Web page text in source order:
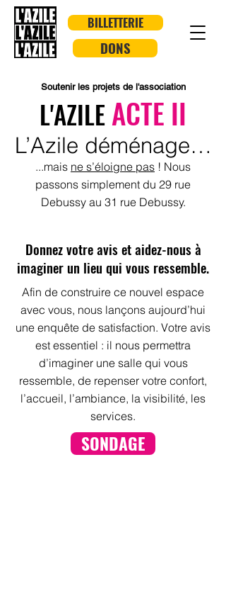
BILLETTERIE
DONS
Soutenir les projets de l'association
L'AZILEACTE II
L’Azile déménage…
...mais ne s’éloigne pas ! Nous
passons simplement du 29 rue
Debussy au 31 rue Debussy.
Donnez votre avis et aidez-nous à
imaginer un lieu qui vous ressemble.
Afin de construire ce nouvel espace
avec vous, nous lançons aujourd’hui
une enquête de satisfaction. Votre avis
est essentiel : il nous permettra
d’imaginer une salle qui vous
ressemble, de repenser votre confort,
l’accueil, l’ambiance, la visibilité, les
services.
SONDAGE